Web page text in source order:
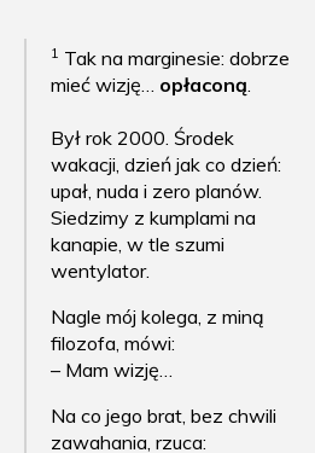
1 Tak na marginesie: dobrze
mieć wizję… opłaconą.
Był rok 2000. Środek
wakacji, dzień jak co dzień:
upał, nuda i zero planów.
Siedzimy z kumplami na
kanapie, w tle szumi
wentylator.
Nagle mój kolega, z miną
filozofa, mówi:
– Mam wizję…
Na co jego brat, bez chwili
zawahania, rzuca: